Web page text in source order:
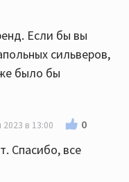
Если бы вы
сильверов,
было бы
2023 в 13:00 0
Спасибо, все